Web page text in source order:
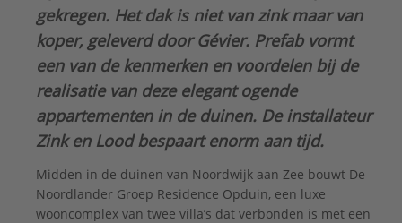
gekregen. Het dak is niet van zink maar van
koper, geleverd door Gévier. Prefab vormt
een van de kenmerken en voordelen bij de
realisatie van deze elegant ogende
appartementen in de duinen. De installateur
Zink en Lood bespaart enorm aan tijd.
Midden in de duinen van Noordwijk aan Zee bouwt De
Noordlander Groep Residence Opduin, een luxe
wooncomplex van twee villa’s dat verbonden is met een